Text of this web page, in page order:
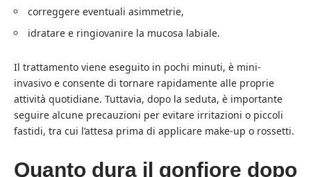
correggere eventuali asimmetrie,
idratare e ringiovanire la mucosa labiale.
Il trattamento viene eseguito in pochi minuti, è mini-
invasivo e consente di tornare rapidamente alle proprie
attività quotidiane. Tuttavia, dopo la seduta, è importante
seguire alcune precauzioni per evitare irritazioni o piccoli
fastidi, tra cui l’attesa prima di applicare make-up o rossetti.
Quanto dura il gonfiore dopo